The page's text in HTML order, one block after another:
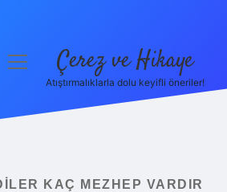
menüyü Çerez ve Hikaye
Atıştırmalıklarla dolu keyifli öneriler!
KAÇ MEZHEP VARDIR